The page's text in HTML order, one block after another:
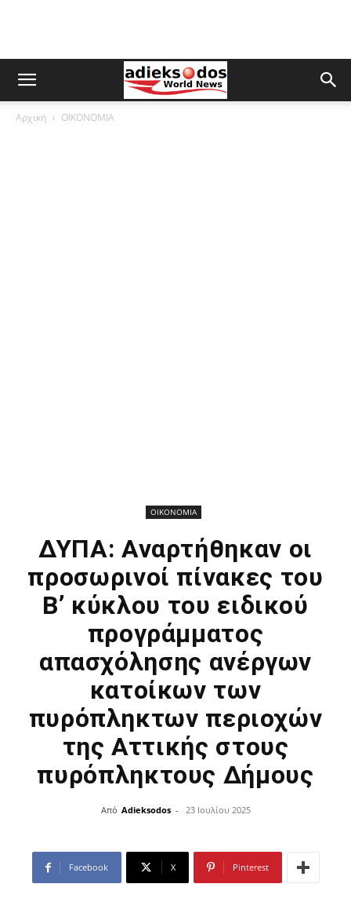
Αρχική ΟΙΚΟΝΟΜΙΑ
ΟΙΚΟΝΟΜΙΑ
ΔΥΠΑ: Αναρτήθηκαν οι
προσωρινοί πίνακες του
Β’ κύκλου του ειδικού
προγράμματος
απασχόλησης ανέργων
κατοίκων των
πυρόπληκτων περιοχών
της Αττικής στους
πυρόπληκτους Δήμους
Από Adieksodos - 23 Ιουλίου 2025
Facebook X Pinterest